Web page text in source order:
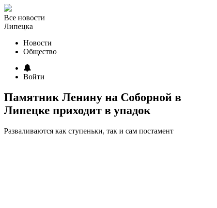
Все новости
Липецка
Новости
Общество
Войти
Памятник Ленину на Соборной в
Липецке приходит в упадок
Разваливаются как ступеньки, так и сам постамент